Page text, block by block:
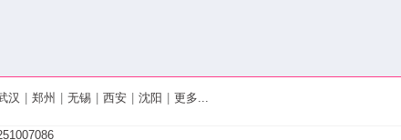
汉 郑州 无锡 西安 沈阳
更多...